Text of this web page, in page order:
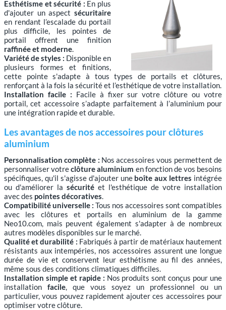
Esthétisme et sécurité : En plus
d'ajouter un aspect sécuritaire
en rendant l’escalade du portail
plus difficile, les pointes de
portail offrent une finition
raffinée et moderne.
Variété de styles : Disponible en
plusieurs formes et finitions,
cette pointe s'adapte à tous types de portails et clôtures,
renforçant à la fois la sécurité et l’esthétique de votre installation.
Installation facile : Facile à fixer sur votre clôture ou votre
portail, cet accessoire s’adapte parfaitement à l’aluminium pour
une intégration rapide et durable.
Les avantages de nos accessoires pour clôtures
aluminium
Personnalisation complète : Nos accessoires vous permettent de
personnaliser votreclôture aluminium en fonction de vos besoins
spécifiques, qu'il s'agisse d'ajouter une boîte aux lettres intégrée
ou d'améliorer la sécurité et l'esthétique de votre installation
avec des pointes décoratives.
Compatibilité universelle : Tous nos accessoires sont compatibles
avec les clôtures et portails en aluminium de la gamme
Neo10.com, mais peuvent également s'adapter à de nombreux
autres modèles disponibles sur le marché.
Qualité et durabilité : Fabriqués à partir de matériaux hautement
résistants aux intempéries, nos accessoires assurent une longue
durée de vie et conservent leur esthétisme au fil des années,
même sous des conditions climatiques difficiles.
Installation simple et rapide : Nos produits sont conçus pour une
installation facile, que vous soyez un professionnel ou un
particulier, vous pouvez rapidement ajouter ces accessoires pour
optimiser votre clôture.